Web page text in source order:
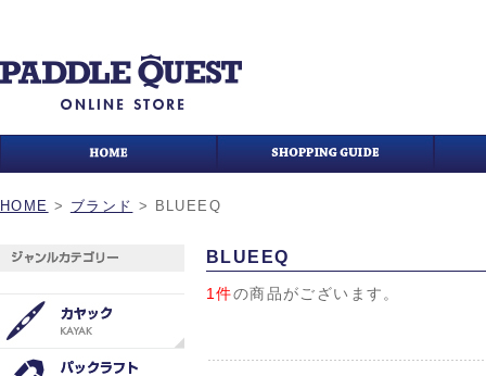
HOME > ブランド > BLUEEQ
BLUEEQ
1件の商品がございます。